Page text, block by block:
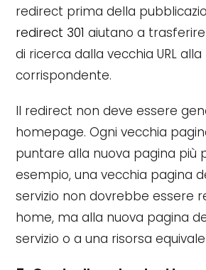
redirect prima della
redirect 301 aiutano a
di ricerca dalla vecchia URL
corrispondente.
Il redirect non deve essere
homepage. Ogni vecchia
puntare alla nuova pagina più
esempio, una vecchia pagina
servizio non dovrebbe essere
home, ma alla nuova pagina
servizio o a una risorsa